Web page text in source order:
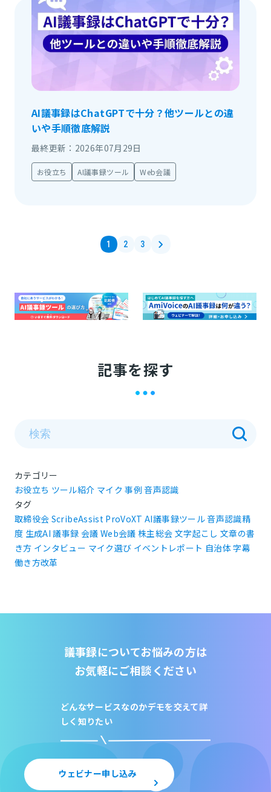
AI議事録はChatGPTで十分？他ツールとの違
いや手順徹底解説
最終更新：2026年07月29日
お役立ち AI議事録ツール Web会議
1 2 3
記事を探す
カテゴリー
お役立ち ツール紹介 マイク 事例 音声認識
タグ
取締役会 ScribeAssist ProVoXT AI議事録ツール音声認識精
度 生成AI 議事録 会議 Web会議 株主総会 文字起こし 文章の書
き方 インタビュー マイク選び イベントレポート 自治体字幕
働き方改革
議事録についてお悩みの方は
お気軽にご相談ください
どんなサービスなのかデモを交えて詳
しく知りたい
ウェビナー申し込み